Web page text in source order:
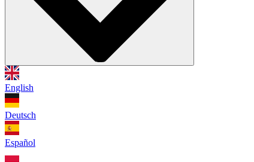
English
Deutsch
Español